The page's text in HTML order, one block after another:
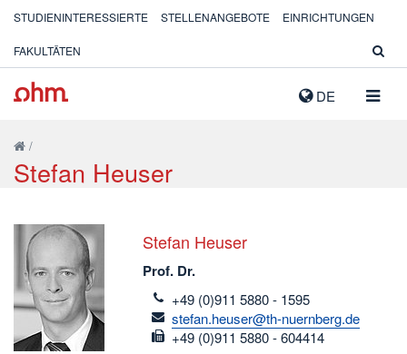
DE
STUDIENINTERESSIERTE STELLENANGEBOTE EINRICHTUNGEN
FAKULTÄTEN
/
Stefan Heuser
Stefan Heuser
Prof. Dr.
telefon
+49 (0)911 5880 - 1595
email
stefan.heuser@th-nuernberg.de
fax
+49 (0)911 5880 - 604414